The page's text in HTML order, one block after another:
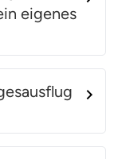
eigenes